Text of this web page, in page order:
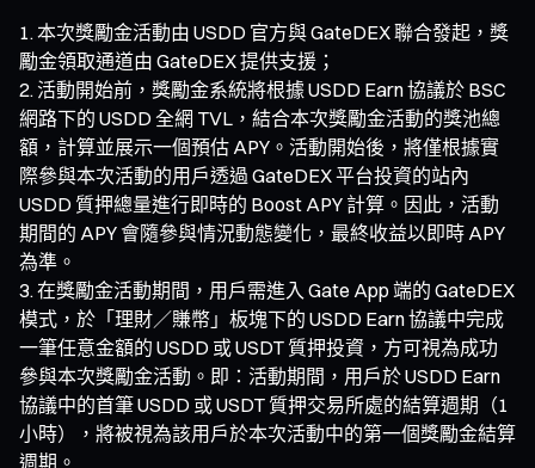
本次獎勵金活動由 USDD 官方與 GateDEX 聯合發起，獎
勵金領取通道由 GateDEX 提供支援；
活動開始前，獎勵金系統將根據 USDD Earn 協議於 BSC
網路下的 USDD 全網 TVL，結合本次獎勵金活動的獎池總
額，計算並展示一個預估 APY。活動開始後，將僅根據實
際參與本次活動的用戶透過 GateDEX 平台投資的站內
USDD 質押總量進行即時的 Boost APY 計算。因此，活動
期間的 APY 會隨參與情況動態變化，最終收益以即時 APY
為準。
在獎勵金活動期間，用戶需進入 Gate App 端的 GateDEX
模式，於「理財／賺幣」板塊下的 USDD Earn 協議中完成
一筆任意金額的 USDD 或 USDT 質押投資，方可視為成功
參與本次獎勵金活動。即：活動期間，用戶於 USDD Earn
協議中的首筆 USDD 或 USDT 質押交易所處的結算週期（1
小時），將被視為該用戶於本次活動中的第一個獎勵金結算
週期。